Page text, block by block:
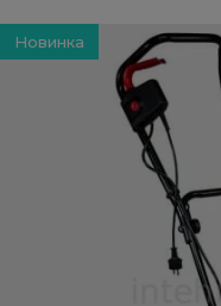
Новинка